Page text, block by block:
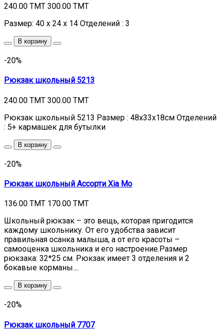
240.00 TMT 300.00 TMT
Размер: 40 х 24 х 14 Отделений : 3
В корзину
-20%
Рюкзак школьный 5213
240.00 TMT 300.00 TMT
Рюкзак школьный 5213 Размер : 48х33х18см Отделений
: 5+ кармашек для бутылки
В корзину
-20%
Рюкзак школьный Ассорти Xia Mo
136.00 TMT 170.00 TMT
Школьный рюкзак – это вещь, которая пригодится
каждому школьнику. От его удобства зависит
правильная осанка малыша, а от его красоты –
самооценка школьника и его настроение.Размер
рюкзака: 32*25 см. Рюкзак имеет 3 отделения и 2
бокавые корманы....
В корзину
-20%
Рюкзак школьный 7707